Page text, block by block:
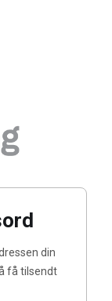
din
få tilsendt